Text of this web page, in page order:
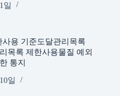
일
사용 기준도달관리목록
목록 제한사용물질 예외
통지
일